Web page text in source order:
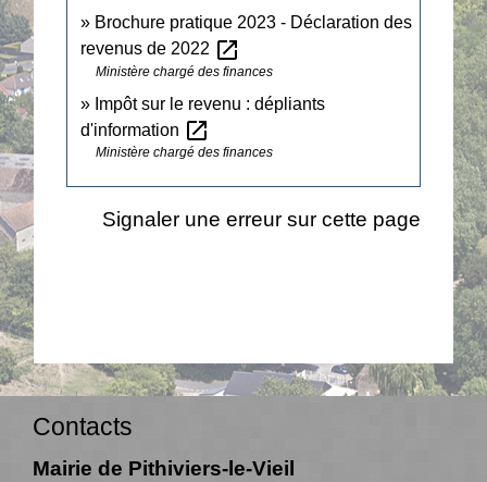
Brochure pratique 2023 - Déclaration des
revenus de 2022 open_in_new
Ministère chargé des finances
Impôt sur le revenu : dépliants
d'information open_in_new
Ministère chargé des finances
Signaler une erreur sur cette page
Contacts
Mairie de Pithiviers-le-Vieil